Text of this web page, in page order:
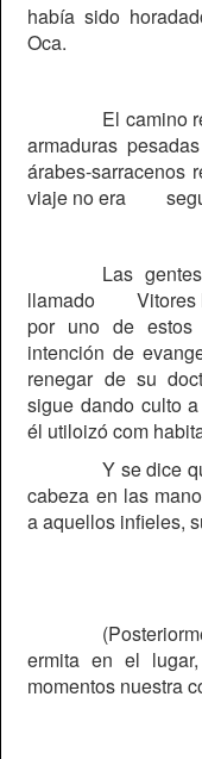
había sido
Oca.
El camino
armaduras
árabes-sarracenos
viaje no era
Las
llamado
por uno de estos
intención de
renegar de su
sigue dando culto
él utiloizó com
Y se dice
cabeza en las
a aquellos infieles,
ermita en el
momentos nuestra